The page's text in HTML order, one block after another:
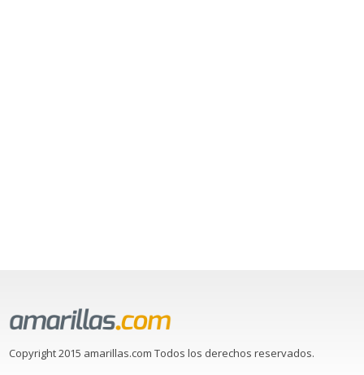
Copyright 2015 amarillas.com Todos los derechos reservados.